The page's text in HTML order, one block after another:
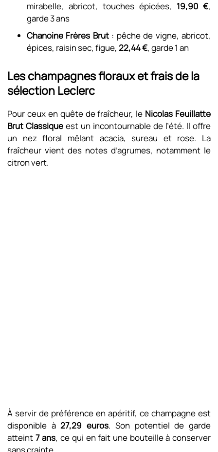
mirabelle, abricot, touches épicées, 19,90 €,
garde 3 ans
Chanoine Frères Brut: pêche de vigne, abricot,
épices, raisin sec, figue, 22,44 €, garde 1 an
Les champagnes floraux et frais de la
sélection Leclerc
Pour ceux en quête de fraîcheur, le Nicolas Feuillatte
Brut Classique est un incontournable de l’été. Il offre
un nez floral mêlant acacia, sureau et rose. La
fraîcheur vient des notes d’agrumes, notamment le
citron vert.
À servir de préférence en apéritif, ce champagne est
disponible à27,29 euros. Son potentiel de garde
atteint 7 ans, ce qui en fait une bouteille à conserver